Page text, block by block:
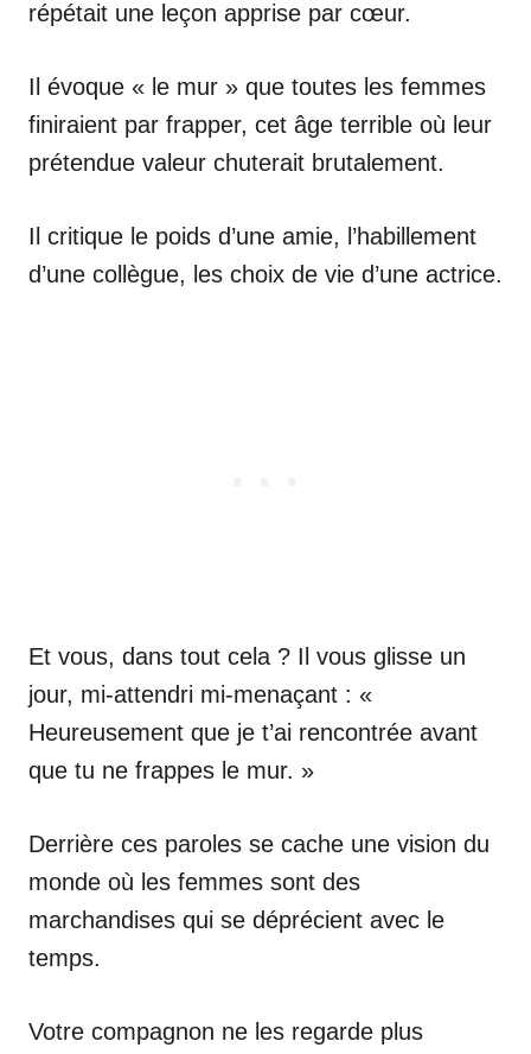
répétait une leçon apprise par cœur.
Il évoque « le mur » que toutes les femmes
finiraient par frapper, cet âge terrible où leur
prétendue valeur chuterait brutalement.
Il critique le poids d’une amie, l’habillement
d’une collègue, les choix de vie d’une actrice.
Et vous, dans tout cela ? Il vous glisse un
jour, mi-attendri mi-menaçant : «
Heureusement que je t’ai rencontrée avant
que tu ne frappes le mur. »
Derrière ces paroles se cache une vision du
monde où les femmes sont des
marchandises qui se déprécient avec le
temps.
Votre compagnon ne les regarde plus